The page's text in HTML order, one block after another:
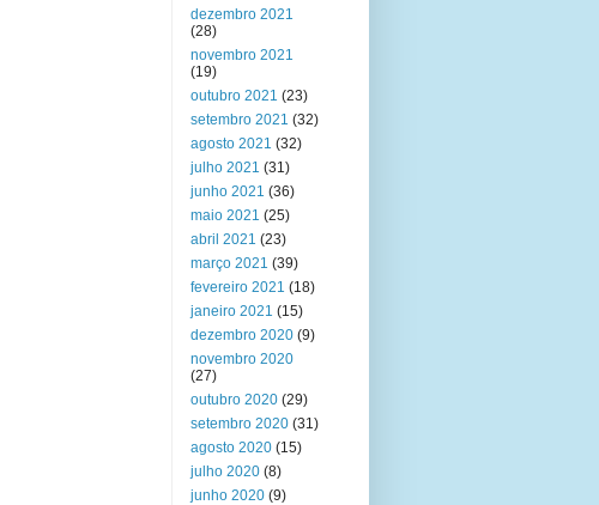
dezembro 2021
(28)
novembro 2021
(19)
outubro 2021 (23)
setembro 2021 (32)
agosto 2021 (32)
julho 2021 (31)
junho 2021 (36)
maio 2021 (25)
abril 2021 (23)
março 2021 (39)
fevereiro 2021 (18)
janeiro 2021 (15)
dezembro 2020 (9)
novembro 2020
(27)
outubro 2020 (29)
setembro 2020 (31)
agosto 2020 (15)
julho 2020 (8)
junho 2020 (9)